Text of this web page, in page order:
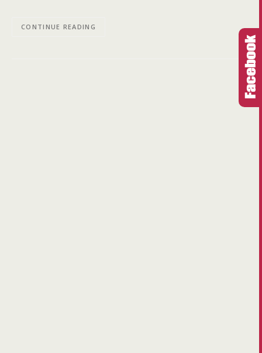
CONTINUE READING